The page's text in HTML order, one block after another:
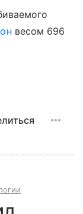
весом 696